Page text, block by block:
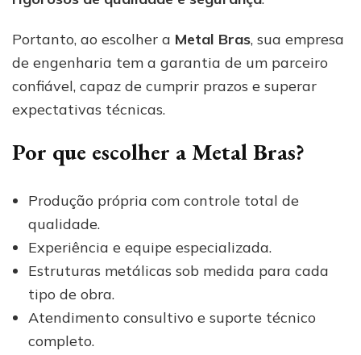
Portanto, ao escolher a Metal Bras, sua empresa
de engenharia tem a garantia de um parceiro
confiável, capaz de cumprir prazos e superar
expectativas técnicas.
Por que escolher a Metal Bras?
Produção própria com controle total de
qualidade.
Experiência e equipe especializada.
Estruturas metálicas sob medida para cada
tipo de obra.
Atendimento consultivo e suporte técnico
completo.